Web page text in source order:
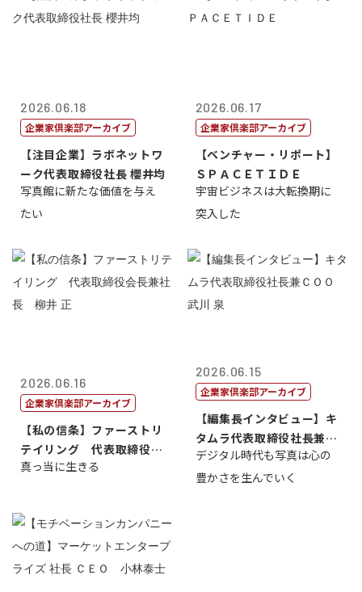
2026.06.18
企業家倶楽部アーカイブ
【注目企業】ラボネットワ
ーク代表取締役社長 櫻井均
写真館に新たな価値を与え
たい
2026.06.17
企業家倶楽部アーカイブ
【ベンチャー・リポート】
ＳＰＡＣＥＴＩＤＥ
宇宙ビジネスは大転換期に
突入した
2026.06.16
企業家倶楽部アーカイブ
【私の信条】ファーストリ
テイリング 代表取締役会
長兼社長 柳...
真っ当に生きる
2026.06.15
企業家倶楽部アーカイブ
【編集長インタビュー】キ
タムラ代表取締役社長兼Ｃ
ＯＯ 武川 ...
デジタル時代も写真は心の
豊かさを生んでいく